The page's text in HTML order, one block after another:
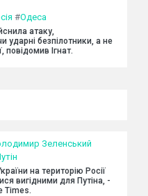
#Одеса
атаку,
ударні безпілотники, а не
повідомив Ігнат.
Зеленський
на територію Росії
вигідними для Путіна, -
Times.